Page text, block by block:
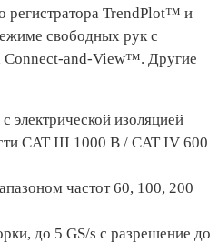
регистратора TrendPlot™ и
свободных рук с
and-View™. Другие
электрической изоляцией
CAT III 1000 В / CAT IV 600
частот 60, 100, 200
до 5 GS/s с разрешение до